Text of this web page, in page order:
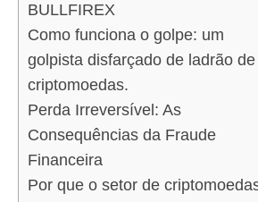
BULLFIREX
Como funciona o golpe: um
golpista disfarçado de ladrão de
criptomoedas.
Perda Irreversível: As
Consequências da Fraude
Financeira
Por que o setor de